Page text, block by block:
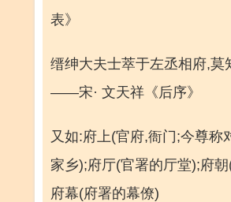
表》
缙绅大夫士萃于左丞相府,莫
——宋· 文天祥《后序》
又如:府上(官府,衙门;今尊称
家乡);府厅(官署的厅堂);府
府幕(府署的幕僚)